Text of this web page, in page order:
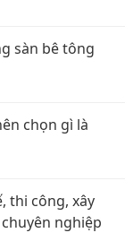
sàn bê tông
chọn gì là
thi công, xây
nghiệp